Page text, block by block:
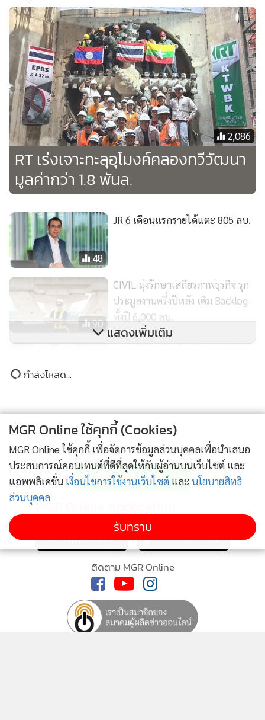
2,086
RT เร่งเจาะทะลุอุโมงค์คลองทวีวัฒนา
มูลค่ากว่า 1.8 พันล.
48
JR 6 เดือนแรกรายได้แตะ 805 ลบ.
90
CIVIL มุ่งรักษาเสถียรภาพธุรกิจ รุก
ประมูลงานครึ่งปีหลัง เติม Backlog
ทั้งปี 6,000 ลบ.
INDครึ่งปีหลังสดใส ดันผลงานโตเข้า
แสดงเพิ่มเติม
กำลังโหลด...
ติดตามข่าวสารผ่านทาง LINE
MGR Online Application
ติดตาม MGR Online
MGR Online ใช้คุกกี้ (Cookies)
MGR Online ใช้คุกกี้ เพื่อจัดการข้อมูลส่วนบุคคลเพื่อนำเสนอ
ประสบการณ์คอนเทนต์ที่ดีที่สุดให้กับผู้อ่านบนเว็บไซต์ และ
แอพพลิเคชั่น เงื่อนไขการใช้งานเว็บไซต์ และ นโยบายสิทธิ
ส่วนบุคคล
รับทราบ